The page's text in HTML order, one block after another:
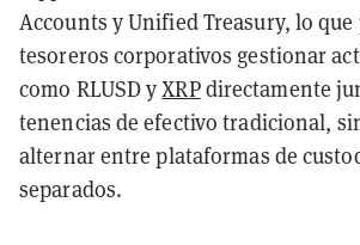
Accounts y Unified Treasury, lo
tesoreros corporativos gestionar
como RLUSD yXRPdirectamente
tenencias de efectivo tradicional,
alternar entre plataformas de
separados.